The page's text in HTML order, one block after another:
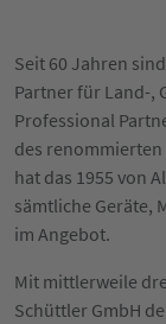
Seit 60 Jahren
Partner für Land-,
Professional
des
hat das 1955 von
sämtliche Geräte,
im Angebot.
Mit mittlerweile
Schüttler GmbH